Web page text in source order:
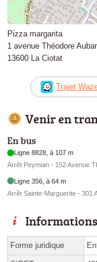
Pizza margarita
1 avenue Théodore
13600 La Ciotat
Trajet
Venir en
En bus
Ligne 8828, à 107 m
Arrêt Peymian - 152 Avenue
Ligne 356, à 64 m
Arrêt Sainte-Marguerite - 301
Informations
Forme juridique